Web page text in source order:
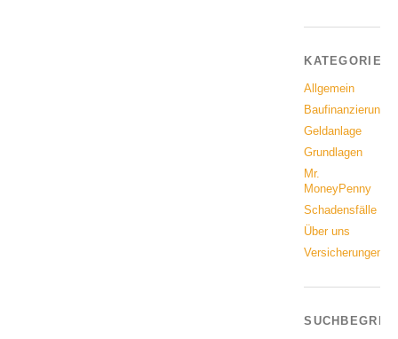
KATEGORIEN
Allgemein
Baufinanzierung
Geldanlage
Grundlagen
Mr.
MoneyPenny
Schadensfälle
Über uns
Versicherungen